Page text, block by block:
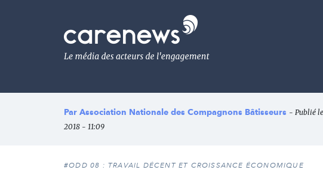
Le
média
de
l'engagement
Par Association Nationale des Compagnons Bâtisseurs - Publié
2018 - 11:09
#ODD 08 : TRAVAIL DÉCENT ET CROISSANCE ÉCONOMIQUE